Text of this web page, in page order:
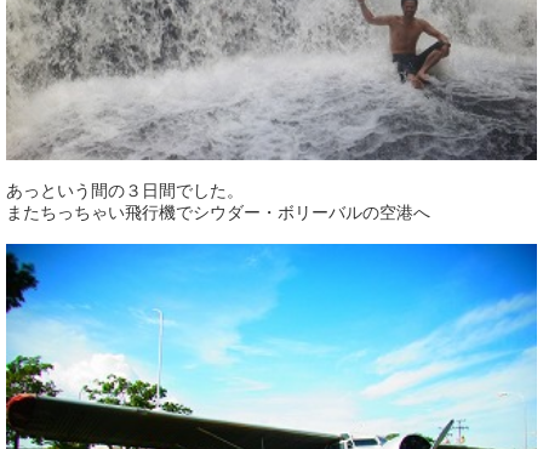
あっという間の３日間でした。
またちっちゃい飛行機でシウダー・ボリーバルの空港へ